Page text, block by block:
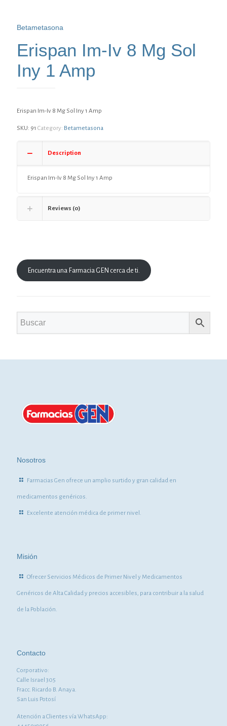
Betametasona
Erispan Im-Iv 8 Mg Sol
Iny 1 Amp
Erispan Im-Iv 8 Mg Sol Iny 1 Amp
SKU: 91 Category: Betametasona
Description
Erispan Im-Iv 8 Mg Sol Iny 1 Amp
Reviews (0)
Encuentra una Farmacia GEN cerca de ti.
Nosotros
Farmacias Gen ofrece un amplio surtido y gran calidad en
medicamentos genéricos.
Excelente atención médica de primer nivel.
Misión
Ofrecer Servicios Médicos de Primer Nivel y Medicamentos
Genéricos de Alta Calidad y precios accesibles, para contribuir a la salud
de la Población.
Contacto
Corporativo:
Calle Israel 305
Fracc. Ricardo B. Anaya.
San Luis Potosí
Atención a Clientes vía WhatsApp: